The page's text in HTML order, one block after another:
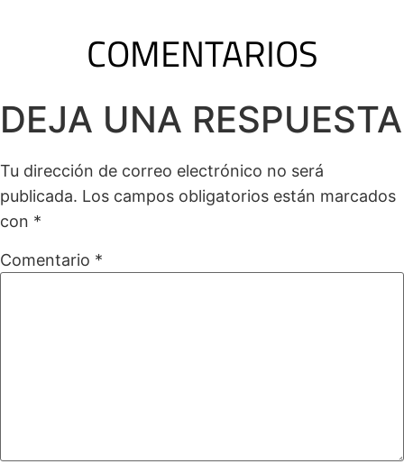
COMENTARIOS
DEJA UNA RESPUESTA
Tu dirección de correo electrónico no será
publicada. Los campos obligatorios están marcados
con *
Comentario *